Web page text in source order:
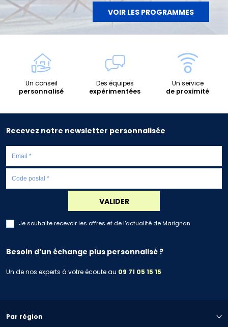
VOIR LES PROGRAMMES
Un conseil
personnalisé
Des équipes
expérimentées
Un service
de proximité
Recevez notre newsletter personnalisée
VALIDER
Je souhaite recevoir les offres et de l'actualité de Marignan
Besoin d’un échange plus personnalisé ?
Un de nos experts à votre écoute au 09 71 05 15 15
Par région